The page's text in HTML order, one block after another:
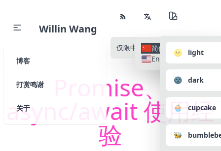
博客
打赏鸣谢
关于
Willin Wang
仅限中文所有语种
简体中文
English
🌝 light
🌚 dark
🧁 cupcake
🐝
Promise、
async/await 使用经
验